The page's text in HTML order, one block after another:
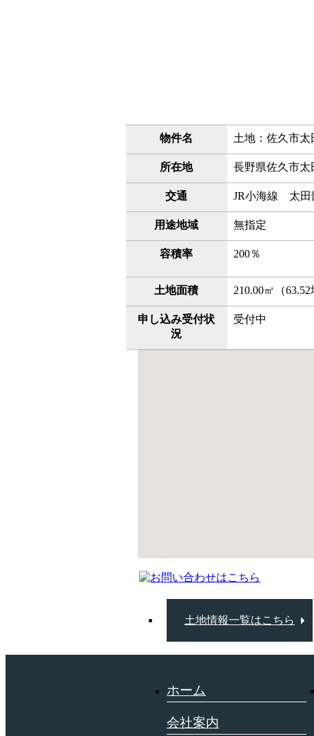
物件名 土地：佐久市太
所在地 長野県佐久市太
交通 JR小海線 太
用途地域 無指定
容積率 200％
土地面積 210.00㎡（
申し込み受付状
況
受付中
土地情報一覧はこちら
ホーム
会社案内